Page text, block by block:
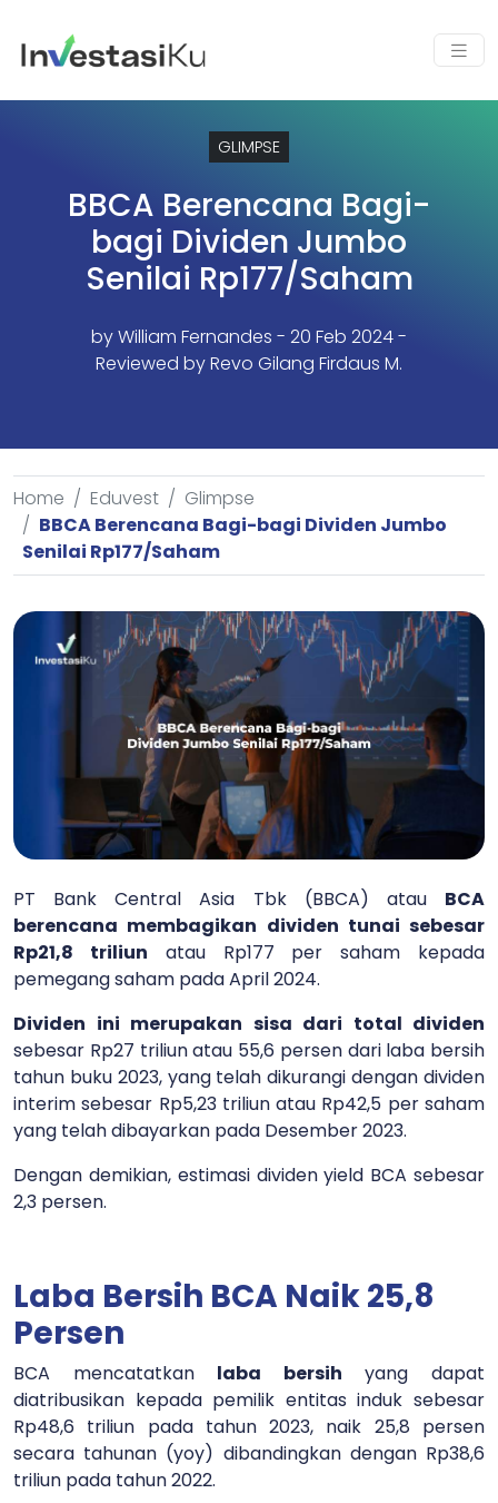
GLIMPSE
BBCA Berencana Bagi-
bagi Dividen Jumbo
Senilai Rp177/Saham
byWilliam Fernandes - 20 Feb 2024 -
Reviewed by Revo Gilang Firdaus M.
Home Eduvest
Glimpse
BBCA Berencana Bagi-bagi Dividen Jumbo
Senilai Rp177/Saham
PT Bank Central Asia Tbk (BBCA) atau BCA
berencana membagikan dividen tunai sebesar
Rp21,8 triliun atau Rp177 per saham kepada
pemegang saham pada April 2024.
Dividen ini merupakan sisa dari total dividen
sebesar Rp27 triliun atau 55,6 persen dari laba bersih
tahun buku 2023, yang telah dikurangi dengan dividen
interim sebesar Rp5,23 triliun atau Rp42,5 per saham
yang telah dibayarkan pada Desember 2023.
Dengan demikian, estimasi dividen yield BCA sebesar
2,3 persen.
Laba Bersih BCA Naik 25,8
Persen
BCA mencatatkan laba bersih yang dapat
diatribusikan kepada pemilik entitas induk sebesar
Rp48,6 triliun pada tahun 2023, naik 25,8 persen
secara tahunan (yoy) dibandingkan dengan Rp38,6
triliun pada tahun 2022.